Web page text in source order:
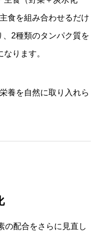
食を組み合わせるだけ
2種類のタンパク質を
ります。
養を自然に取り入れら
の配合をさらに見直し